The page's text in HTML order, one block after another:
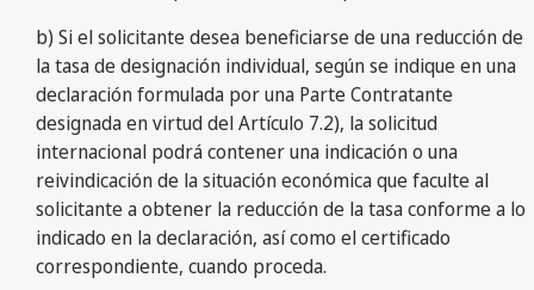
b) Si el solicitante desea beneficiarse de una reducción de
la tasa de designación individual, según se indique en una
declaración formulada por una Parte Contratante
designada en virtud del Artículo 7.2), la solicitud
internacional podrá contener una indicación o una
reivindicación de la situación económica que faculte al
solicitante a obtener la reducción de la tasa conforme a lo
indicado en la declaración, así como el certificado
correspondiente, cuando proceda.